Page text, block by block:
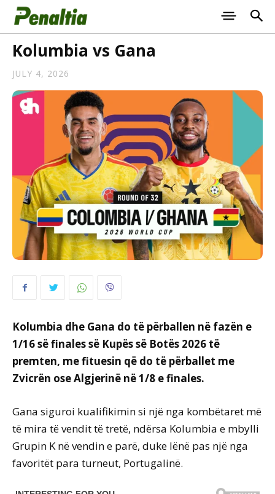
Kolumbia vs Gana
JULY 4, 2026
Kolumbia dhe Gana do të përballen në fazën e
1/16 së finales së Kupës së Botës 2026 të
premten, me fituesin që do të përballet me
Zvicrën ose Algjerinë në 1/8 e finales.
Gana siguroi kualifikimin si një nga kombëtaret më
të mira të vendit të tretë, ndërsa Kolumbia e mbylli
Grupin K në vendin e parë, duke lënë pas një nga
favoritët para turneut, Portugalinë.